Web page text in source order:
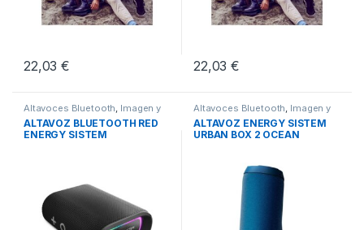
22,03€ 22,03€
Altavoces Bluetooth, Imagen y
Sonido,Sonido
ALTAVOZ BLUETOOTH RED
ENERGY SISTEM
Altavoces Bluetooth, Imagen y
Sonido,Sonido
ALTAVOZ ENERGY SISTEM
URBAN BOX 2 OCEAN